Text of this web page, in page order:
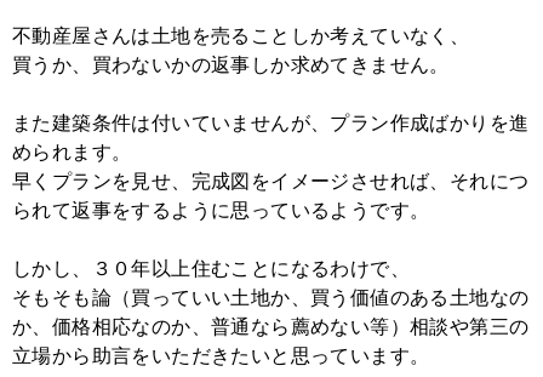
不動産屋さんは土地を売ることしか考えていなく、
買うか、買わないかの返事しか求めてきません。
また建築条件は付いていませんが、プラン作成ばかりを進
められます。
早くプランを見せ、完成図をイメージさせれば、それにつ
られて返事をするように思っているようです。
しかし、３０年以上住むことになるわけで、
そもそも論（買っていい土地か、買う価値のある土地なの
か、価格相応なのか、普通なら薦めない等）相談や第三の
立場から助言をいただきたいと思っています。